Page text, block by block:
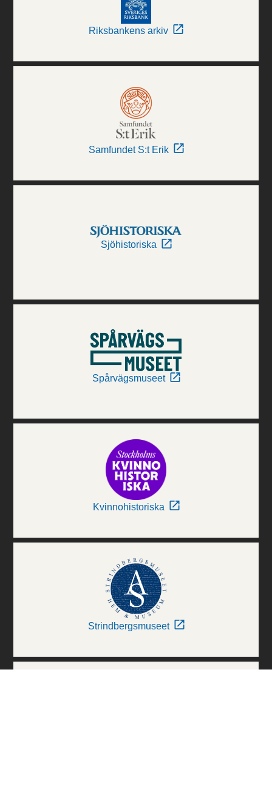
Riksbankens arkiv
Samfundet S:t Erik
Sjöhistoriska
Spårvägsmuseet
Kvinnohistoriska
Strindbergsmuseet